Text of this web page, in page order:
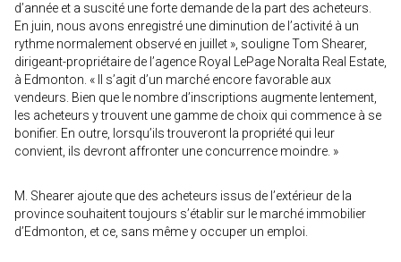
d’année et a suscité une forte demande de la part des acheteurs.
En juin, nous avons enregistré une diminution de l’activité à un
rythme normalement observé en juillet », souligne Tom Shearer,
dirigeant-propriétaire de l’agence Royal LePage Noralta Real Estate,
à Edmonton. « Il s’agit d’un marché encore favorable aux
vendeurs. Bien que le nombre d’inscriptions augmente lentement,
les acheteurs y trouvent une gamme de choix qui commence à se
bonifier. En outre, lorsqu’ils trouveront la propriété qui leur
convient, ils devront affronter une concurrence moindre. »
M. Shearer ajoute que des acheteurs issus de l’extérieur de la
province souhaitent toujours s’établir sur le marché immobilier
d’Edmonton, et ce, sans même y occuper un emploi.